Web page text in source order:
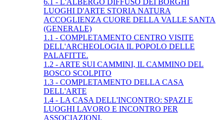
LUOGHI D'ARTE STORIA NATURA
ACCOGLIENZA CUORE DELLA VALLE SANTA
(GENERALE)
1.1 - COMPLETAMENTO CENTRO VISITE
DELL'ARCHEOLOGIA IL POPOLO DELLE
PALAFITTE.
1.2 - ARTE SUI CAMMINI, IL CAMMINO DEL
BOSCO SCOLPITO
1.3 - COMPLETAMENTO DELLA CASA
DELL'ARTE
1.4 - LA CASA DELL'INCONTRO: SPAZI E
LUOGHI LAVORO E INCONTRO PER
ASSOCIAZIONI.